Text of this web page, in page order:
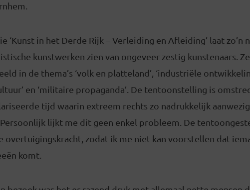
‘Kunst in het Derde Rijk – Verleiding en Afleiding’ laat zo’n
kunstwerken zien van ongeveer zestig kunstenaars.
in de thema’s ‘volk en platteland’, ‘industriële
en ‘militaire propaganda’. De tentoonstelling is
tijd waarin extreem rechts zo nadrukkelijk
Persoonlijk lijkt me dit geen enkel probleem. De
overtuigingskracht, zodat ik me niet kan voorstellen dat
komt.